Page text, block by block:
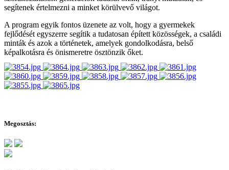
segítenek értelmezni a minket körülvevő világot.
A program egyik fontos üzenete az volt, hogy a gyermekek
fejlődését egyszerre segítik a tudatosan épített közösségek, a családi
minták és azok a történetek, amelyek gondolkodásra, belső
képalkotásra és önismeretre ösztönzik őket.
Megosztás: